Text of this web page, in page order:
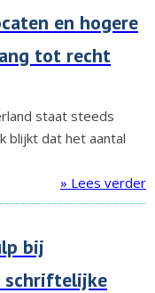
en hogere
tot recht
staat steeds
blijkt dat het aantal
» Lees verder
bij
schriftelijke